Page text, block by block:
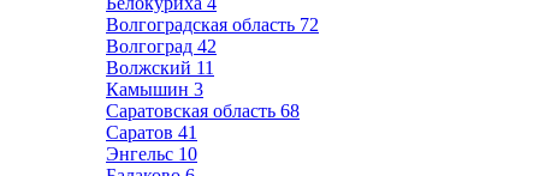
Волгоградская область 72
Волгоград 42
Волжский 11
Камышин 3
Саратовская область 68
Саратов 41
Энгельс 10